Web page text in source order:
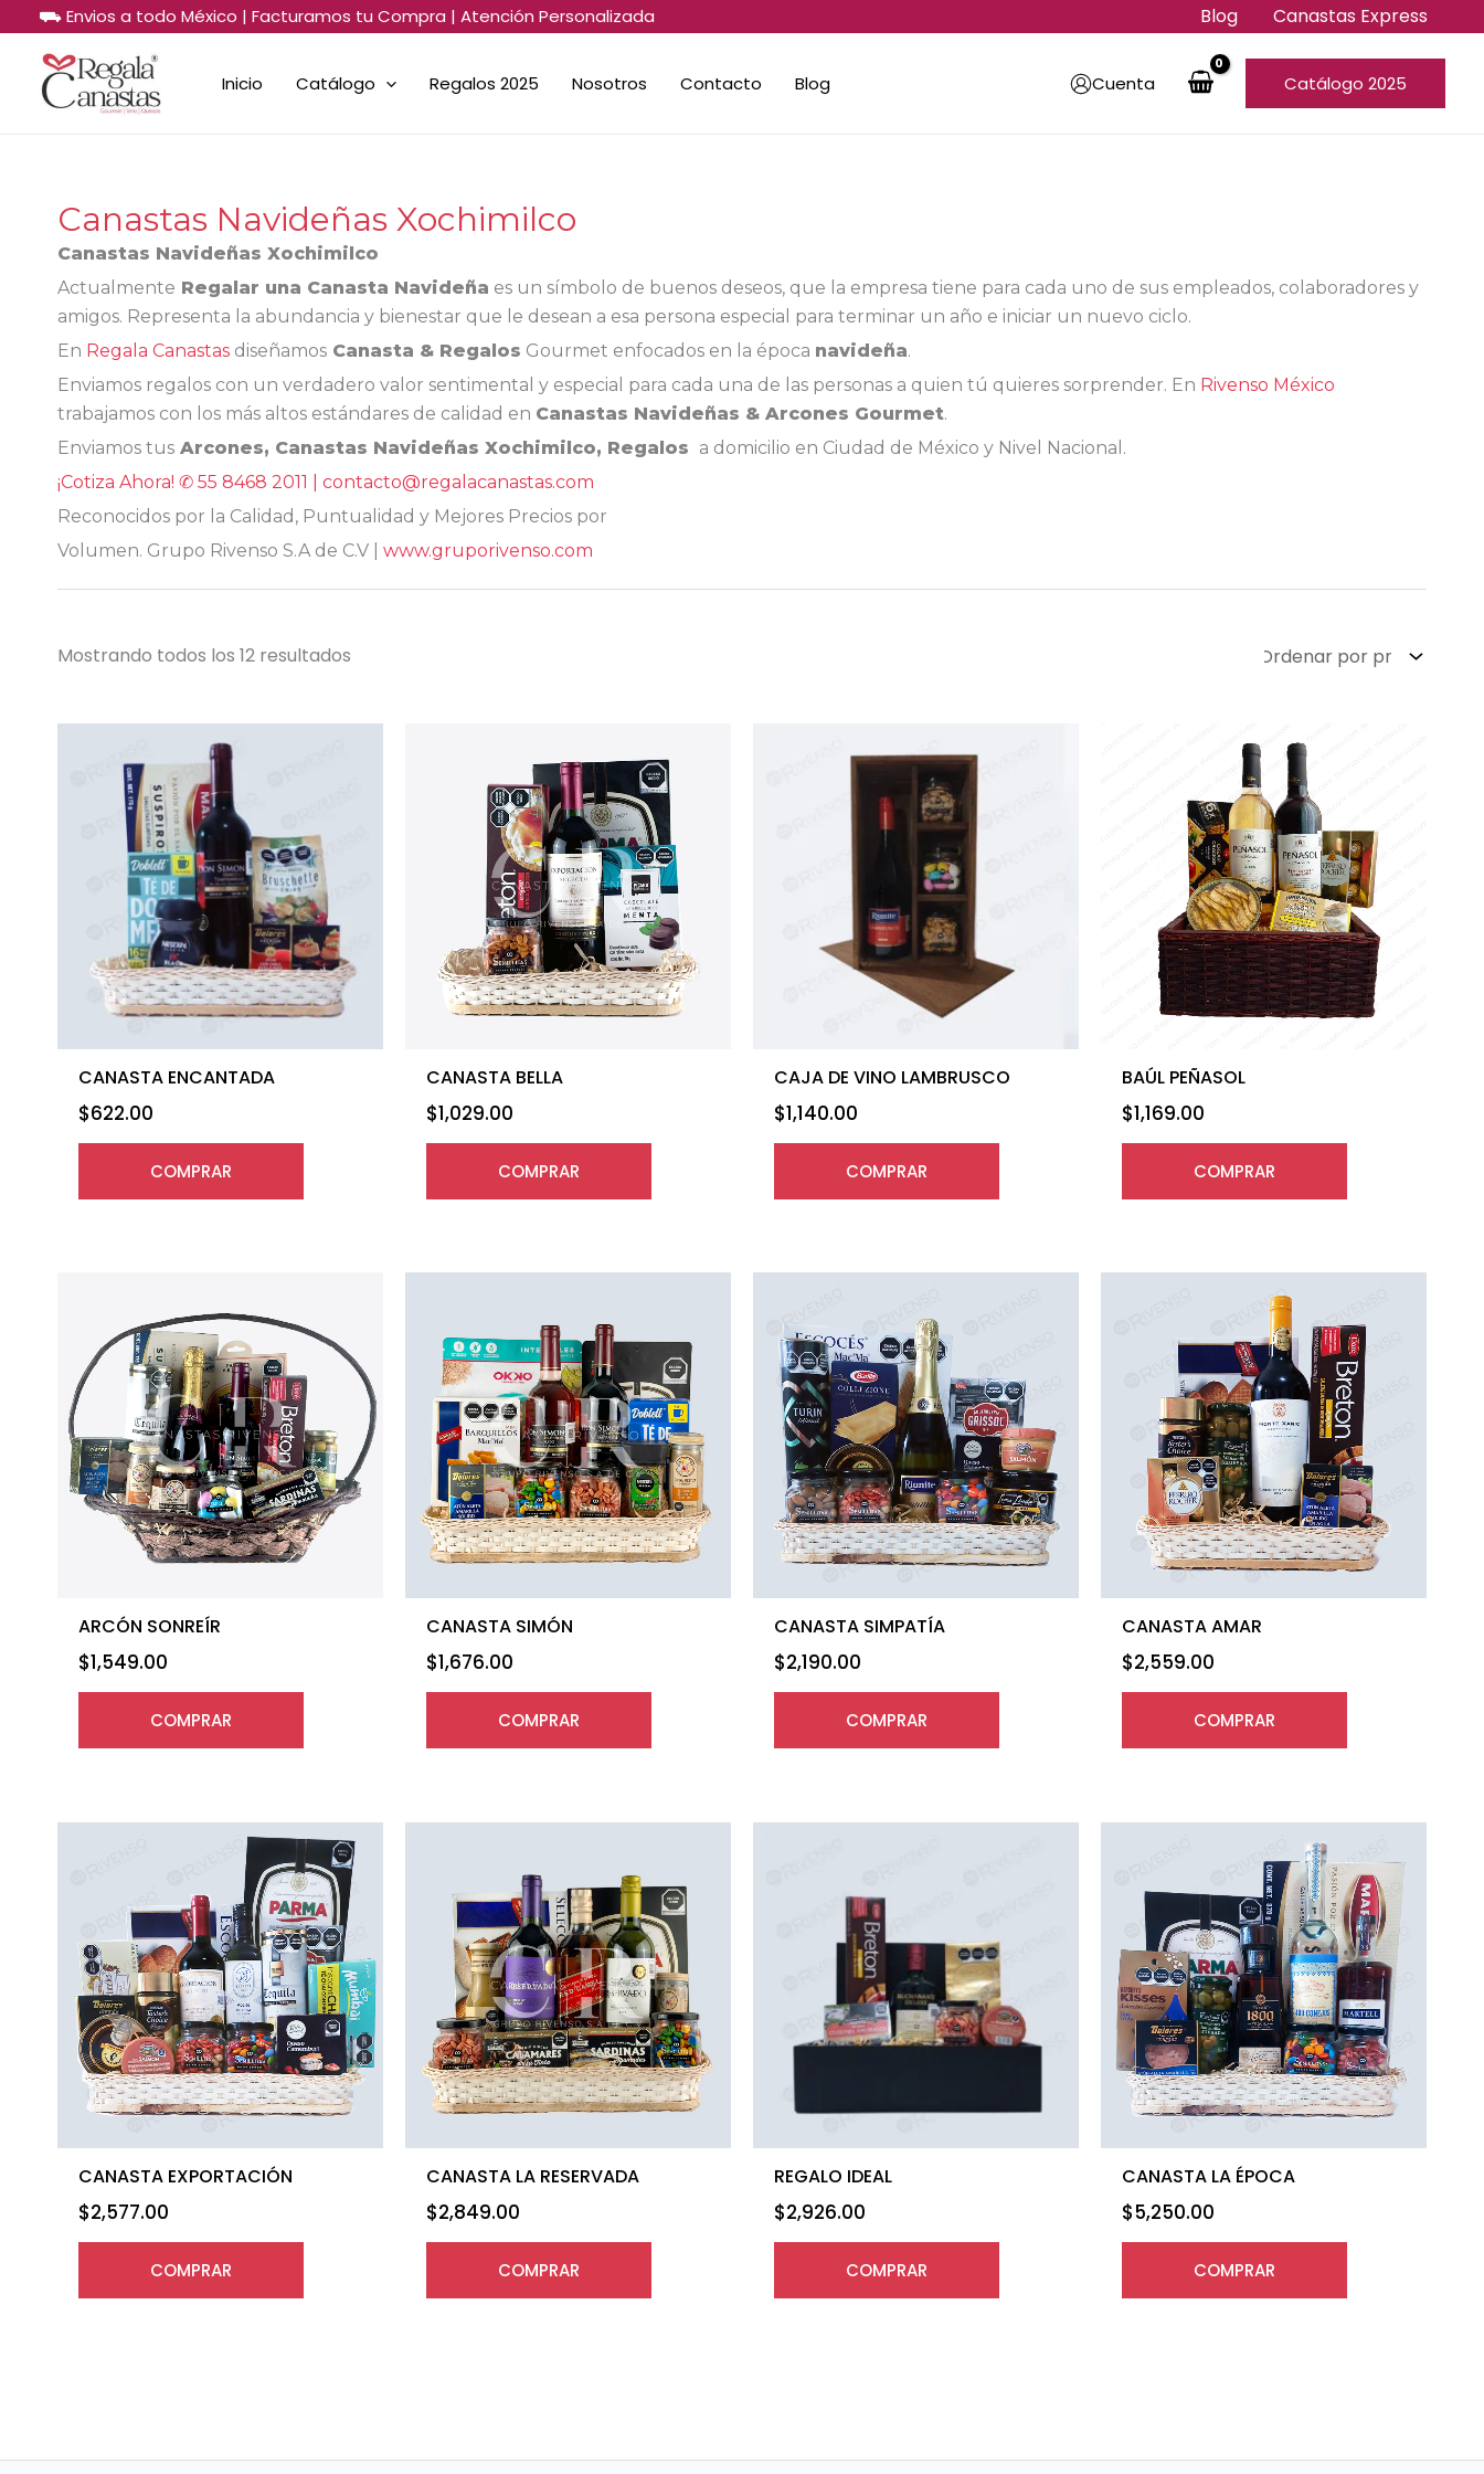
al
contenido
⛟ Envios a todo México | Facturamos tu Compra | Atención Personalizada Blog Canastas Express
Inicio Catálogo Regalos 2025 Nosotros Contacto Blog Cuenta Catálogo 2025
Canastas Navideñas Xochimilco
Canastas Navideñas Xochimilco
Actualmente Regalar una Canasta Navideña es un símbolo de buenos deseos, que la empresa tiene para cada uno de sus empleados, colaboradores y
amigos. Representa la abundancia y bienestar que le desean a esa persona especial para terminar un año e iniciar un nuevo ciclo.
En Regala Canastas diseñamos Canasta & Regalos Gourmet enfocados en la época navideña.
Enviamos regalos con un verdadero valor sentimental y especial para cada una de las personas a quien tú quieres sorprender. En Rivenso México
trabajamos con los más altos estándares de calidad en Canastas Navideñas & Arcones Gourmet.
Enviamos tus Arcones, Canastas Navideñas Xochimilco, Regalos a domicilio en Ciudad de México y Nivel Nacional.
¡Cotiza Ahora! ✆ 55 8468 2011 | contacto@regalacanastas.com
Reconocidos por la Calidad, Puntualidad y Mejores Precios por
Volumen. Grupo Rivenso S.A de C.V | www.gruporivenso.com
Mostrando todos los 12 resultados
Sorted
by
to
high
CANASTA ENCANTADA
$622.00
COMPRAR
CANASTA BELLA
$1,029.00
COMPRAR
CAJA DE VINO LAMBRUSCO
$1,140.00
COMPRAR
BAÚL PEÑASOL
$1,169.00
COMPRAR
ARCÓN SONREÍR
$1,549.00
COMPRAR
CANASTA SIMÓN
$1,676.00
COMPRAR
CANASTA SIMPATÍA
$2,190.00
COMPRAR
CANASTA AMAR
$2,559.00
COMPRAR
CANASTA EXPORTACIÓN
$2,577.00
COMPRAR
CANASTA LA RESERVADA
$2,849.00
COMPRAR
REGALO IDEAL
$2,926.00
COMPRAR
CANASTA LA ÉPOCA
$5,250.00
COMPRAR